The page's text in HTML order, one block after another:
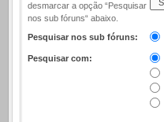
desmarcar a opção “Pesquisar
nos sub fóruns“ abaixo.
Pesquisar nos sub fóruns:
Pesquisar com: